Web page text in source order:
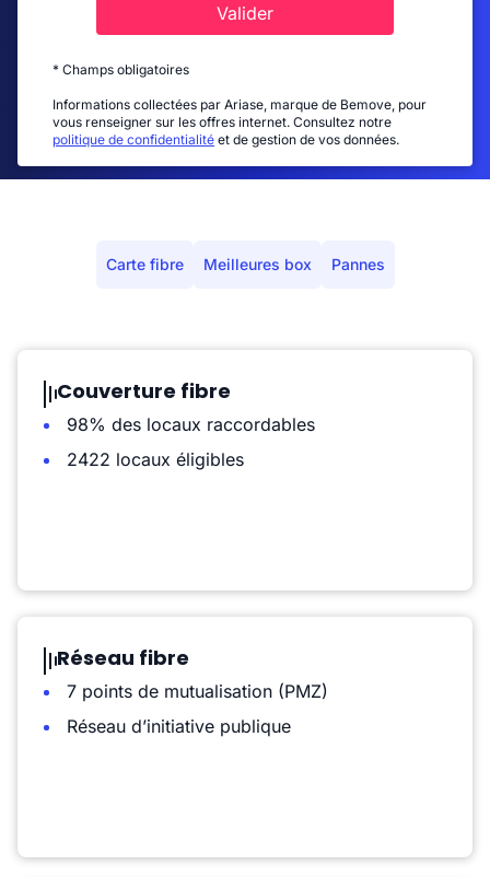
Valider
* Champs obligatoires
Informations collectées par Ariase, marque de Bemove, pour
vous renseigner sur les offres internet. Consultez notre
politique de confidentialité et de gestion de vos données.
Carte fibre Meilleures box Pannes
Couverture fibre
98% des locaux raccordables
2422 locaux éligibles
Réseau fibre
7 points de mutualisation (PMZ)
Réseau d’initiative publique